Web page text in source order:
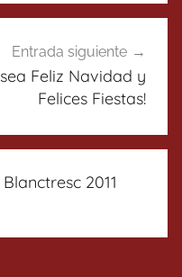
Entrada siguiente
Feliz Navidad y
Felices Fiestas!
2011